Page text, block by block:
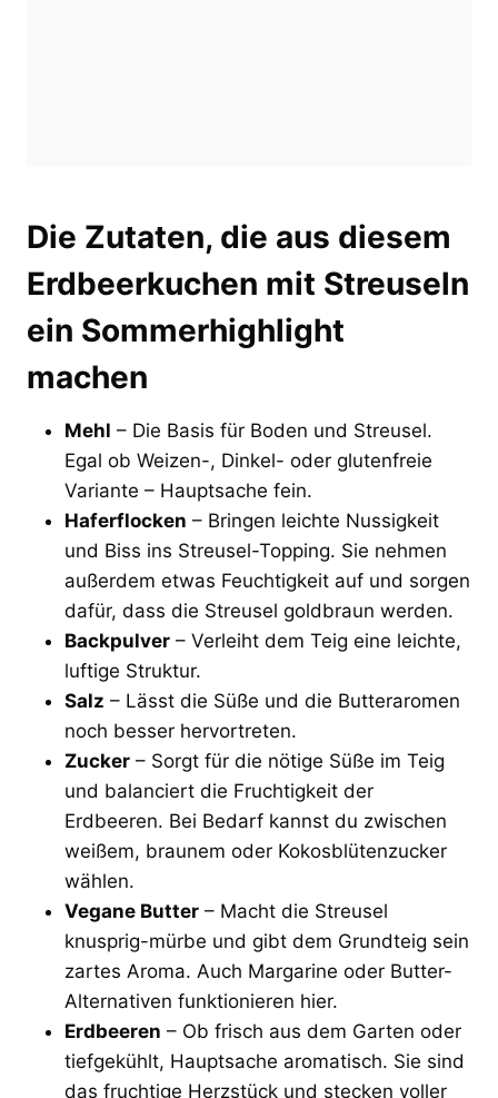
Die Zutaten, die aus diesem
Erdbeerkuchen mit Streuseln
ein Sommerhighlight
machen
Mehl – Die Basis für Boden und Streusel.
Egal ob Weizen-, Dinkel- oder glutenfreie
Variante – Hauptsache fein.
Haferflocken – Bringen leichte Nussigkeit
und Biss ins Streusel-Topping. Sie nehmen
außerdem etwas Feuchtigkeit auf und sorgen
dafür, dass die Streusel goldbraun werden.
Backpulver – Verleiht dem Teig eine leichte,
luftige Struktur.
Salz – Lässt die Süße und die Butteraromen
noch besser hervortreten.
Zucker – Sorgt für die nötige Süße im Teig
und balanciert die Fruchtigkeit der
Erdbeeren. Bei Bedarf kannst du zwischen
weißem, braunem oder Kokosblütenzucker
wählen.
Vegane Butter – Macht die Streusel
knusprig-mürbe und gibt dem Grundteig sein
zartes Aroma. Auch Margarine oder Butter-
Alternativen funktionieren hier.
Erdbeeren – Ob frisch aus dem Garten oder
tiefgekühlt, Hauptsache aromatisch. Sie sind
das fruchtige Herzstück und stecken voller